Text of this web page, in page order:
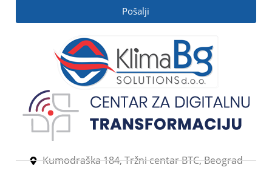
Pošalji
Kumodraška 184, Tržni centar BTC, Beograd